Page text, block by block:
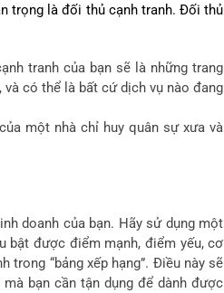
trọng là đối thủ cạnh tranh. Đối thủ
tranh của bạn sẽ là những trang
có thể là bất cứ dịch vụ nào đang
một nhà chỉ huy quân sự xưa và
doanh của bạn. Hãy sử dụng một
bật được điểm mạnh, điểm yếu, cơ
“bảng xếp hạng”. Điều này sẽ
bạn cần tận dụng để dành được